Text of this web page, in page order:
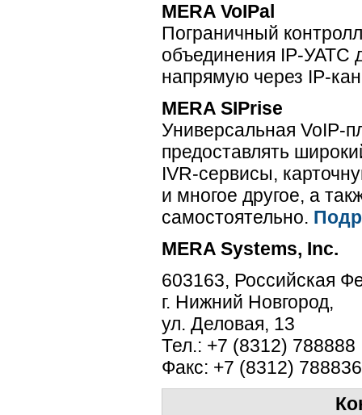
MERA VoIPal
Пограничный
объединения IP-УАТС
напрямую через IP-
MERA SIPrise
Универсальная VoIP-
предоставлять
IVR-сервисы,
и многое другое, а
самостоятельно.
MERA Systems, Inc.
603163, Российская
г. Нижний Новгород,
ул. Деловая, 13
Тел.: +7 (8312) 788888
Факс: +7 (8312)